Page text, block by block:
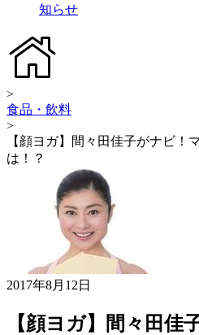
知らせ
>
食品・飲料
>
【顔ヨガ】間々田佳子がナビ！
は！？
2017年8月12日
【顔ヨガ】間々田佳